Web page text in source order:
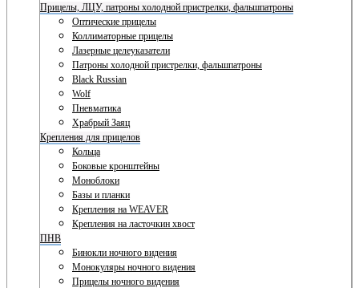
Прицелы, ЛЦУ, патроны холодной пристрелки, фальшпатроны
Оптические прицелы
Коллиматорные прицелы
Лазерные целеуказатели
Патроны холодной пристрелки, фальшпатроны
Black Russian
Wolf
Пневматика
Храбрый Заяц
Крепления для прицелов
Кольца
Боковые кронштейны
Моноблоки
Базы и планки
Крепления на WEAVER
Крепления на ласточкин хвост
ПНВ
Бинокли ночного видения
Монокуляры ночного видения
Прицелы ночного видения